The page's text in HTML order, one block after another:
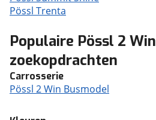
Pössl Trenta
Populaire Pössl 2 Win
zoekopdrachten
Carrosserie
Pössl 2 Win Busmodel